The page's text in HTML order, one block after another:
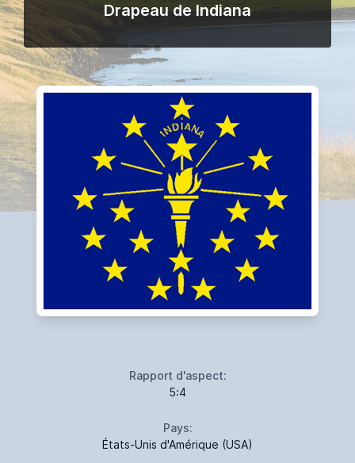
Drapeau de Indiana
Rapport d'aspect:
5:4
Pays:
États-Unis d'Amérique (USA)